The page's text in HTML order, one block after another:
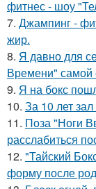
фитнес - шоу
7. Джампинг -
жир.
8. Я давно для
Времени" самой
9. Я на бокс
10. За 10 лет
11. Поза "Ноги
расслабиться
12. "Тайский
форму после